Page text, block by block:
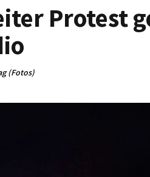
Protest
(Fotos)